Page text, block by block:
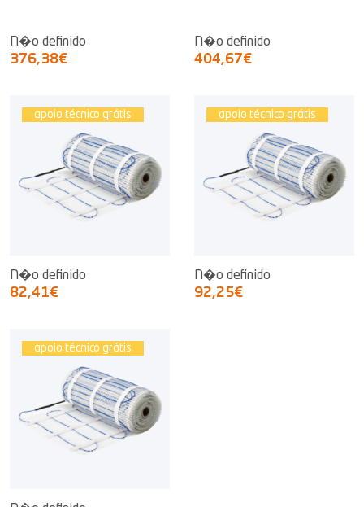
N�o definido
376,38€
N�o definido
404,67€
apoio técnico grátis
N�o definido
82,41€
apoio técnico grátis
N�o definido
92,25€
apoio técnico grátis